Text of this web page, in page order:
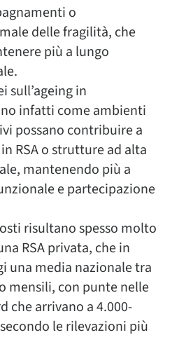
o
delle fragilità, che
più a lungo
sull’ageing in
infatti come ambienti
possano contribuire a
RSA o strutture ad alta
mantenendo più a
e partecipazione
risultano spesso molto
RSA privata, che in
una media nazionale tra
mensili, con punte nelle
che arrivano a 4.000-
le rilevazioni più